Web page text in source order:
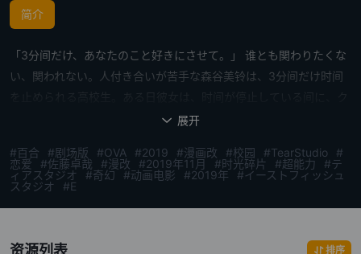
简介
「3分间だけ、あなたのこと好きにさせて。」 谁とも関わりたくな
い、関われない。人付き合いが苦手な森谷美铃は、3分间だけ时间
ラスいちの美少女・村上遥のスカートの中を覗いてみたが、なぜか
て森谷は、村上の愿いを何でも闻くと约束するが……。
 展开
#百合 #剧场版 #OVA #2019 #漫画改 #校园 #TearStudio
#
恋爱
#佐藤卓哉 #漫改 #2019年11月 #时光碎片 #超能力
#テ
ィアスタジオ
#奇幻 #动画电影 #2019年
#イーストフィッシュ
スタジオ
#E
资源列表 排序